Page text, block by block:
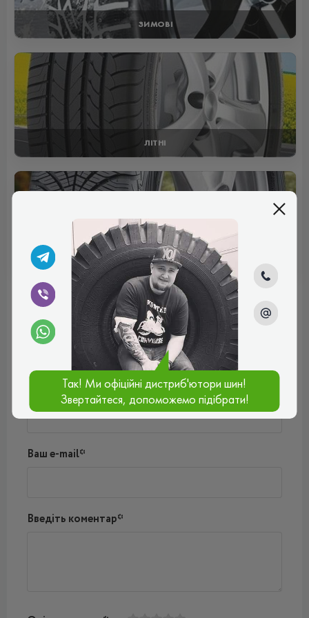
ЗИМОВІ
ЛІТНІ
ВСЕСЕЗОННІ
Відгуки (0)
Поки немає коментарів
Написати коментар
Ваш e-mail*
Введіть коментар*
Так! Ми офіційні дистриб'ютори шин!
Звертайтеся, допоможемо підібрати!